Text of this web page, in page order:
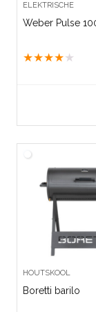
ELEKTRISCHE
Weber Pulse
★★★★ ★
HOUTSKOOL
Boretti barilo